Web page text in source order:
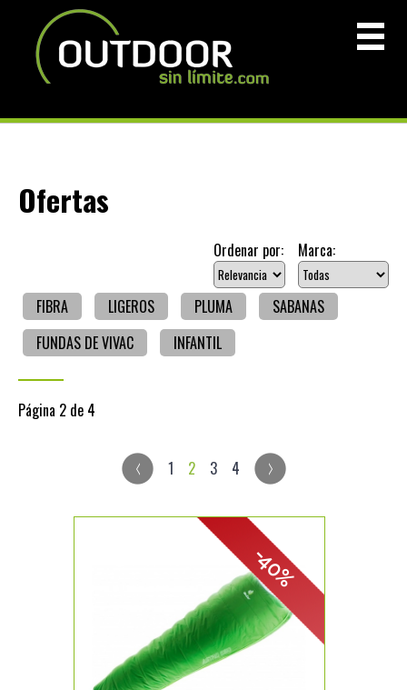
Ofertas
Ordenar por: Marca:
FIBRA LIGEROS PLUMA
SABANAS
FUNDAS DE VIVAC
INFANTIL
Página 2 de 4
1 2 3 4
-40%